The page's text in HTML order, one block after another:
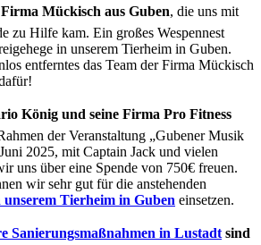
Firma Mückisch aus Guben, die uns mit
zu Hilfe kam. Ein großes Wespennest
in unserem Tierheim in Guben.
entferntes das Team der Firma Mückisch
König und seine Firma Pro Fitness
der Veranstaltung „Gubener Musik
2025, mit Captain Jack und vielen
uns über eine Spende von 750€ freuen.
wir sehr gut für die anstehenden
Tierheim in Guben einsetzen.
Sanierungsmaßnahmen in Lustadt sind